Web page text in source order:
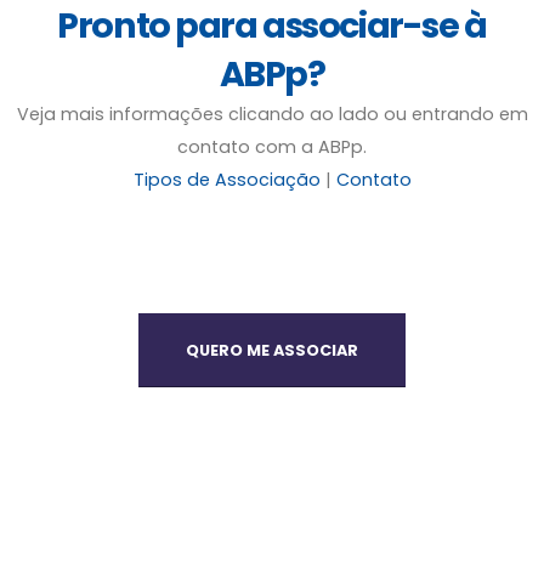
Pronto para associar-se à
ABPp?
Veja mais informações clicando ao lado ou entrando em
contato com a ABPp.
Tipos de Associação | Contato
QUERO ME ASSOCIAR